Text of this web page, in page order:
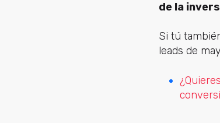
de la
Si tú
leads de